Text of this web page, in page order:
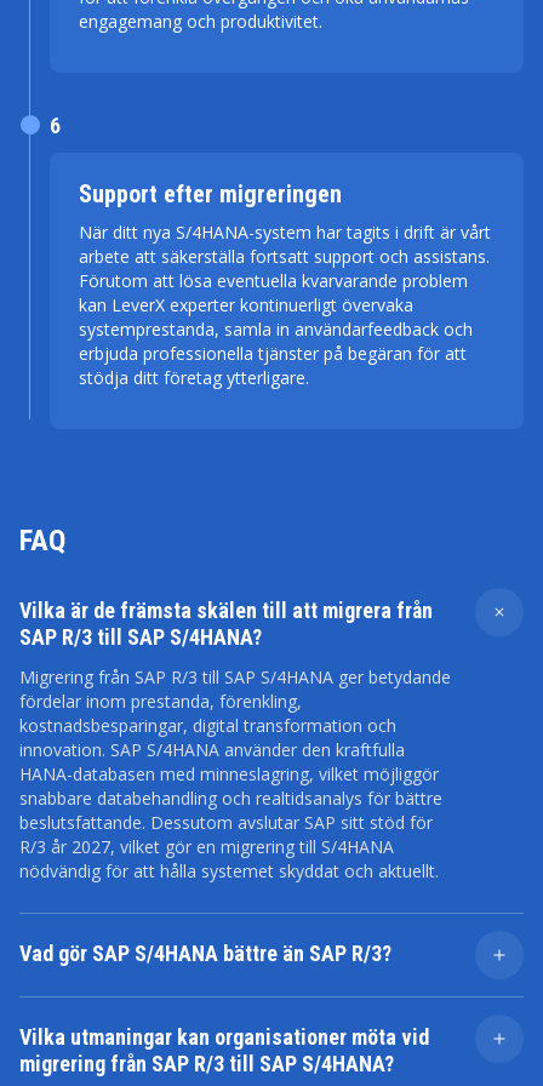
engagemang och produktivitet.
Support efter migreringen
När ditt nya S/4HANA-system har tagits i drift är vårt
arbete att säkerställa fortsatt support och assistans.
Förutom att lösa eventuella kvarvarande problem
kan LeverX experter kontinuerligt övervaka
systemprestanda, samla in användarfeedback och
erbjuda professionella tjänster på begäran för att
stödja ditt företag ytterligare.
6
FAQ
Vilka är de främsta skälen till att migrera från
SAP R/3 till SAP S/4HANA?
Migrering från SAP R/3 till SAP S/4HANA ger betydande
fördelar inom prestanda, förenkling,
kostnadsbesparingar, digital transformation och
innovation. SAP S/4HANA använder den kraftfulla
HANA-databasen med minneslagring, vilket möjliggör
snabbare databehandling och realtidsanalys för bättre
beslutsfattande. Dessutom avslutar SAP sitt stöd för
R/3 år 2027, vilket gör en migrering till S/4HANA
nödvändig för att hålla systemet skyddat och aktuellt.
Vad gör SAP S/4HANA bättre än SAP R/3?
SAP S/4HANA erbjuder stora fördelar jämfört med SAP
långsammare relationsdatabaser, möjliggör S/4HANA
minnesarkitektur beslutsfattande i realtid och
Vilka utmaningar kan organisationer möta vid
migrering från SAP R/3 till SAP S/4HANA?